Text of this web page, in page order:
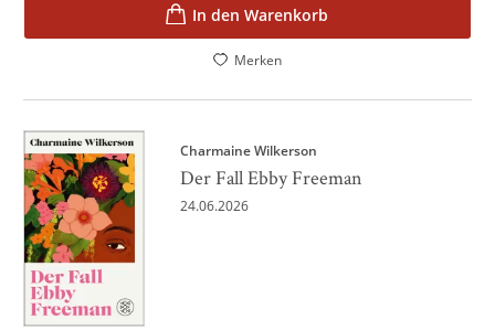
In den Warenkorb
Merken
Charmaine Wilkerson
Der Fall Ebby Freeman
24.06.2026